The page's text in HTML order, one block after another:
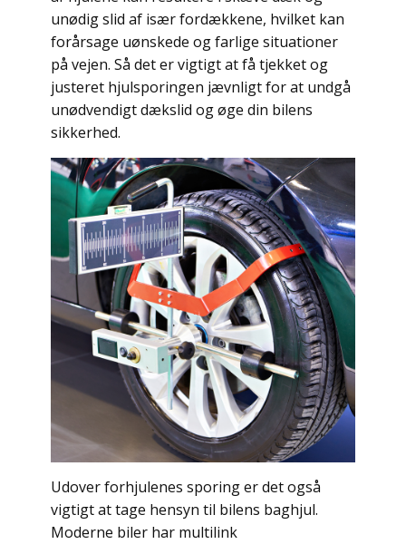
unødig slid af især fordækkene, hvilket kan
forårsage uønskede og farlige situationer
på vejen. Så det er vigtigt at få tjekket og
justeret hjulsporingen jævnligt for at undgå
unødvendigt dækslid og øge din bilens
sikkerhed.
Udover forhjulenes sporing er det også
vigtigt at tage hensyn til bilens baghjul.
Moderne biler har multilink